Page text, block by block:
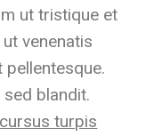
ut tristique et
venenatis
blandit.
turpis